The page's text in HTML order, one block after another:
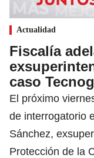
Actualidad
Fiscalía
caso
El próximo
de interrogatorio
Sánchez,
Protección de la